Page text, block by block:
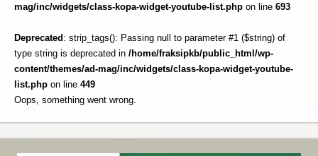
mag/inc/widgets/class-kopa-widget-youtube-list.php on line 693
Deprecated : strip_tags(): Passing null to parameter #1 ($string) of
type string is deprecated in /home/fraksipkb/public_html/wp-
content/themes/ad-mag/inc/widgets/class-kopa-widget-youtube-
list.php on line 449
Oops, something went wrong.